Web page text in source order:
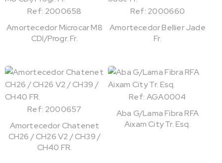
Ref: 2000658
Amortecedor Microcar M8
CDI/Progr. Fr.
Ref: 2000660
Amortecedor Bellier Jade
Fr.
Ref: 2000657
Amortecedor Chatenet
CH26 / CH26 V2 / CH39 /
CH40 FR.
Ref: AGA0004
Aba G/Lama Fibra RFA
Aixam City Tr. Esq.